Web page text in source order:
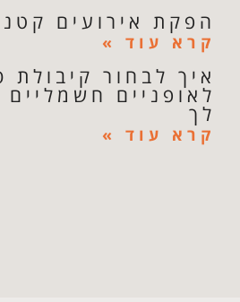
הפקת אירועים
קרא עוד »
איך לבחור קיבולת
לאופניים
לך
קרא עוד »